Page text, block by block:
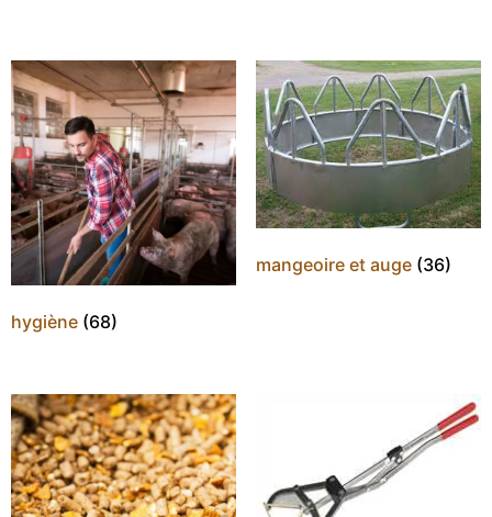
hygiène (68)
mangeoire et auge (36)